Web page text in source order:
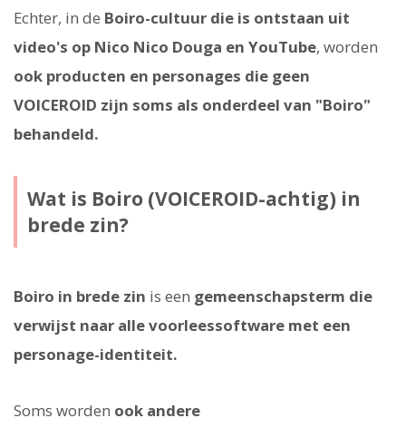
Echter, in de Boiro-cultuur die is ontstaan uit
video's op Nico Nico Douga en YouTube, worden
ook producten en personages die geen
VOICEROID zijn soms als onderdeel van "Boiro"
behandeld.
Wat is Boiro (VOICEROID-achtig) in
brede zin?
Boiro in brede zin is een gemeenschapsterm die
verwijst naar alle voorleessoftware met een
personage-identiteit.
Soms worden ook andere